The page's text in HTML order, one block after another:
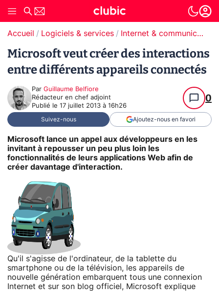
Accueil Logiciels & services Internet & communication
Microsoft veut créer des interactions
entre différents appareils connectés
Par Guillaume Belfiore
Rédacteur en chef adjoint
Publié le 17 juillet 2013 à 16h26
0
Suivez-nous Ajoutez-nous en favori
Microsoft lance un appel aux développeurs en les
invitant à repousser un peu plus loin les
fonctionnalités de leurs applications Web afin de
créer davantage d'interaction.
Qu'il s'agisse de l'ordinateur, de la tablette du
smartphone ou de la télévision, les appareils de
nouvelle génération embarquent tous une connexion
Internet et sur son blog officiel, Microsoft explique